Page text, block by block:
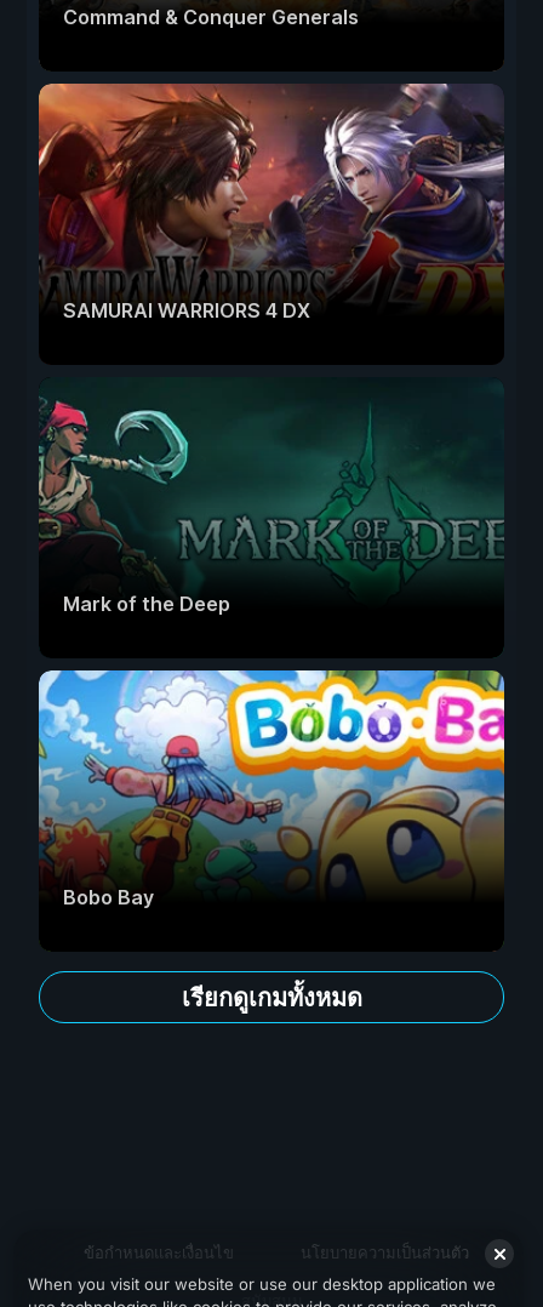
Command & Conquer Generals
SAMURAI WARRIORS 4 DX
Mark of the Deep
Bobo Bay
เรียกดูเกมทั้งหมด
ข้อกำหนดและเงื่อนไข นโยบายความเป็นส่วนตัว
สนับสนุน
When you visit our website or use our desktop application we